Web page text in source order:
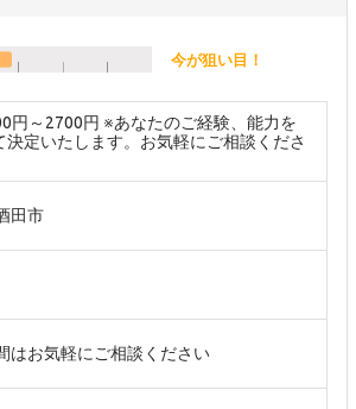
今が狙い目！
円～2700円 ※あなたのご経験、能力を
決定いたします。お気軽にご相談くださ
田市
はお気軽にご相談ください